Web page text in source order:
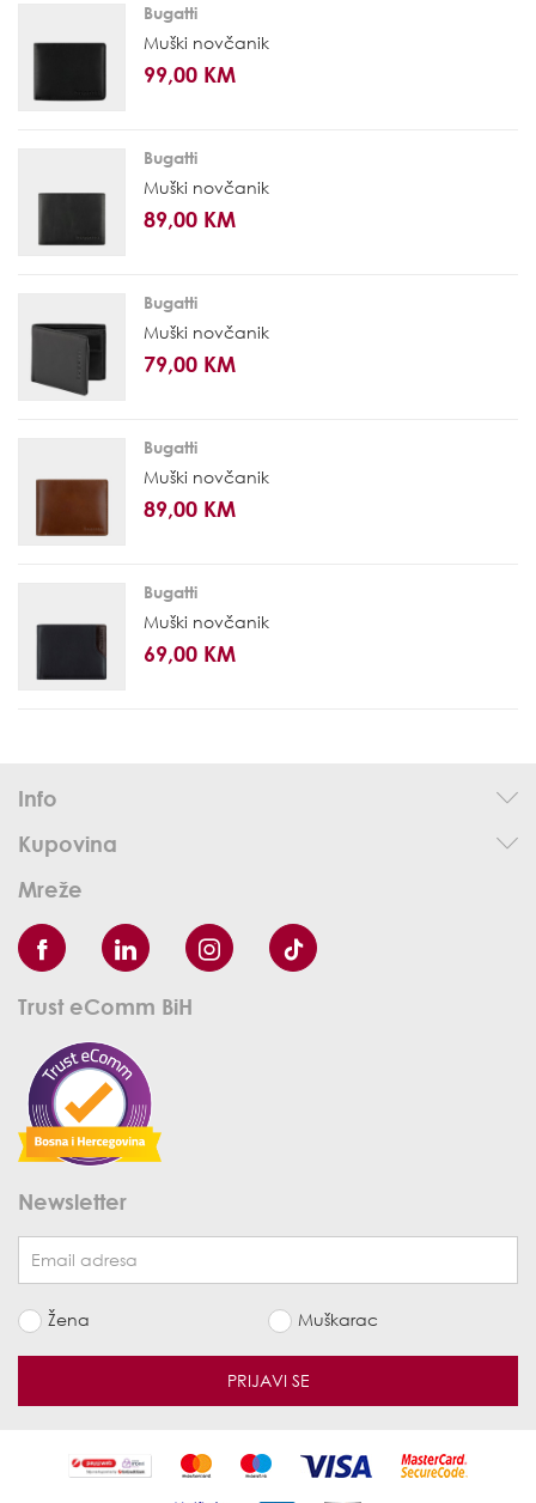
Bugatti
Muški novčanik
99,00 KM
Bugatti
Muški novčanik
89,00 KM
Bugatti
Muški novčanik
79,00 KM
Bugatti
Muški novčanik
89,00 KM
Bugatti
Muški novčanik
69,00 KM
Info
Kupovina
Mreže
Trust eComm BiH
Newsletter
Žena Muškarac
PRIJAVI SE